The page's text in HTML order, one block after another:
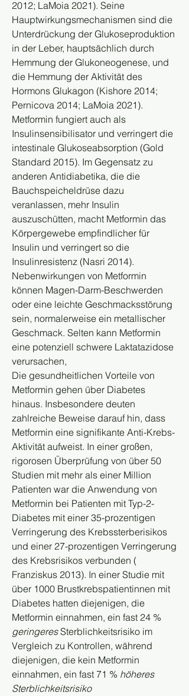
2012; LaMoia 2021). Seine
Hauptwirkungsmechanismen sind die
Unterdrückung der Glukoseproduktion
in der Leber, hauptsächlich durch
Hemmung der Glukoneogenese, und
die Hemmung der Aktivität des
Hormons Glukagon (Kishore 2014;
Pernicova 2014; LaMoia 2021).
Metformin fungiert auch als
Insulinsensibilisator und verringert die
intestinale Glukoseabsorption (Gold
Standard 2015). Im Gegensatz zu
anderen Antidiabetika, die die
Bauchspeicheldrüse dazu
veranlassen, mehr Insulin
auszuschütten, macht Metformin das
Körpergewebe empfindlicher für
Insulin und verringert so die
Insulinresistenz (Nasri 2014).
Nebenwirkungen von Metformin
können Magen-Darm-Beschwerden
oder eine leichte Geschmacksstörung
sein, normalerweise ein metallischer
Geschmack. Selten kann Metformin
eine potenziell schwere Laktatazidose
verursachen,
Die gesundheitlichen Vorteile von
Metformin gehen über Diabetes
hinaus. Insbesondere deuten
zahlreiche Beweise darauf hin, dass
Metformin eine signifikante Anti-Krebs-
Aktivität aufweist. In einer großen,
rigorosen Überprüfung von über 50
Studien mit mehr als einer Million
Patienten war die Anwendung von
Metformin bei Patienten mit Typ-2-
Diabetes mit einer 35-prozentigen
Verringerung des Krebssterberisikos
und einer 27-prozentigen Verringerung
des Krebsrisikos verbunden (
Franziskus 2013). In einer Studie mit
über 1000 Brustkrebspatientinnen mit
Diabetes hatten diejenigen, die
geringeres Sterblichkeitsrisiko im
Vergleich zu Kontrollen, während
diejenigen, die kein Metformin
einnahmen, ein fast 71 % höheres
Sterblichkeitsrisiko